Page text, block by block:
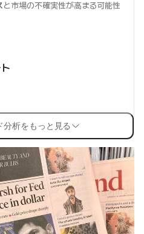
と市場の不確実性が高まる可能性
分析をもっと見る